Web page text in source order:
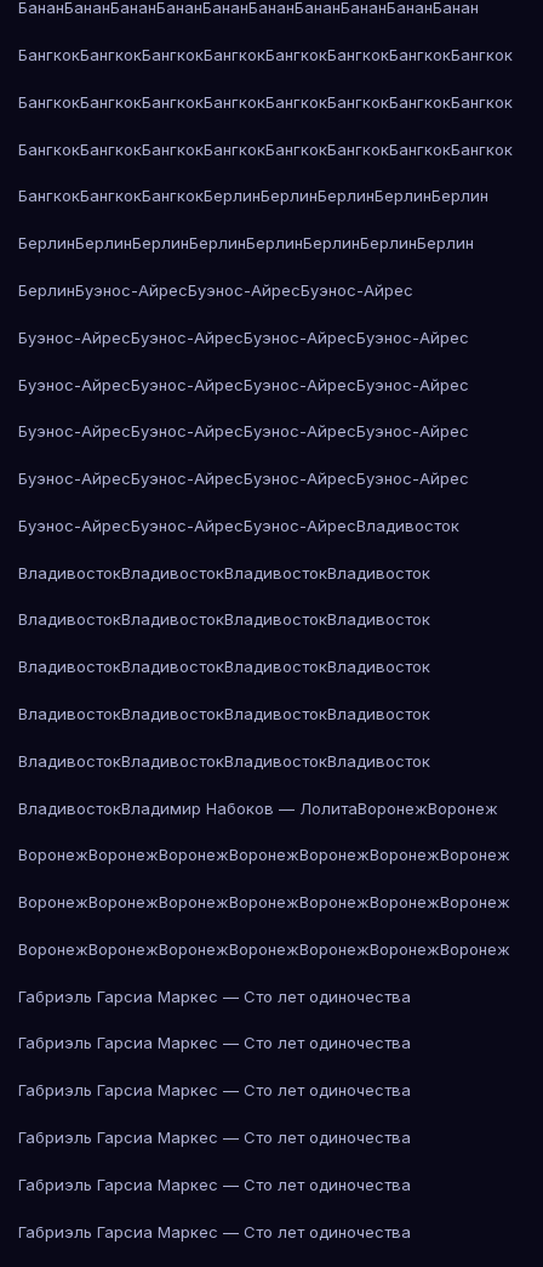
БананБананБананБананБананБананБананБананБананБанан
БангкокБангкокБангкокБангкокБангкокБангкокБангкокБангкок
БангкокБангкокБангкокБангкокБангкокБангкокБангкокБангкок
БангкокБангкокБангкокБангкокБангкокБангкокБангкокБангкок
БангкокБангкокБангкокБерлинБерлинБерлинБерлинБерлин
БерлинБерлинБерлинБерлинБерлинБерлинБерлинБерлин
БерлинБуэнос-АйресБуэнос-АйресБуэнос-Айрес
Буэнос-АйресБуэнос-АйресБуэнос-АйресБуэнос-Айрес
Буэнос-АйресБуэнос-АйресБуэнос-АйресБуэнос-Айрес
Буэнос-АйресБуэнос-АйресБуэнос-АйресБуэнос-Айрес
Буэнос-АйресБуэнос-АйресБуэнос-АйресБуэнос-Айрес
Буэнос-АйресБуэнос-АйресБуэнос-АйресВладивосток
ВладивостокВладивостокВладивостокВладивосток
ВладивостокВладивостокВладивостокВладивосток
ВладивостокВладивостокВладивостокВладивосток
ВладивостокВладивостокВладивостокВладивосток
ВладивостокВладивостокВладивостокВладивосток
ВладивостокВладимир Набоков — ЛолитаВоронежВоронеж
ВоронежВоронежВоронежВоронежВоронежВоронежВоронеж
ВоронежВоронежВоронежВоронежВоронежВоронежВоронеж
ВоронежВоронежВоронежВоронежВоронежВоронежВоронеж
Габриэль Гарсиа Маркес — Сто лет одиночества
Габриэль Гарсиа Маркес — Сто лет одиночества
Габриэль Гарсиа Маркес — Сто лет одиночества
Габриэль Гарсиа Маркес — Сто лет одиночества
Габриэль Гарсиа Маркес — Сто лет одиночества
Габриэль Гарсиа Маркес — Сто лет одиночества